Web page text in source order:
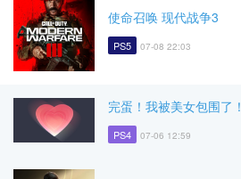
使命召唤 现代战争3
PS5 07-08 22:03
完蛋！我被美女包围了！
PS4 07-06 12:59